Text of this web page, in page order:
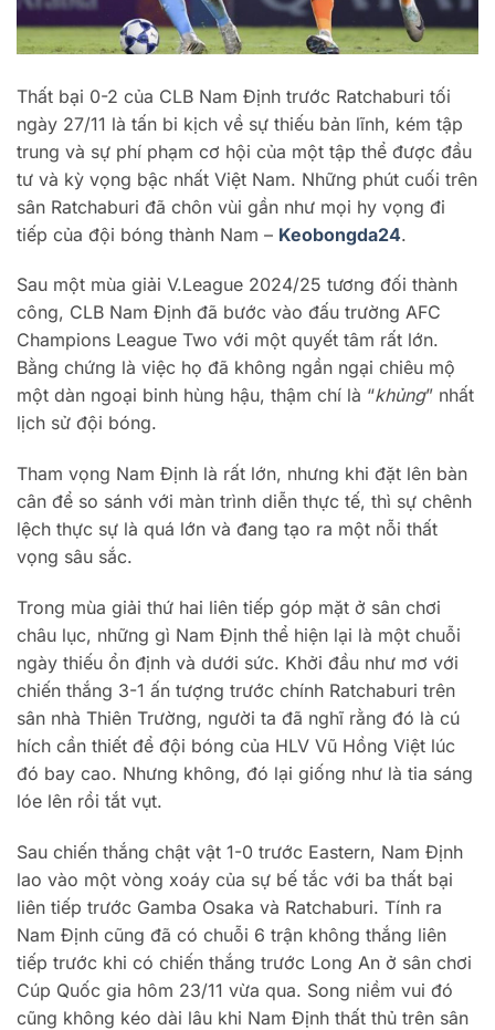
Thất bại 0-2 của CLB Nam Định trước Ratchaburi tối
ngày 27/11 là tấn bi kịch về sự thiếu bản lĩnh, kém tập
trung và sự phí phạm cơ hội của một tập thể được đầu
tư và kỳ vọng bậc nhất Việt Nam. Những phút cuối trên
sân Ratchaburi đã chôn vùi gần như mọi hy vọng đi
tiếp của đội bóng thành Nam – Keobongda24.
Sau một mùa giải V.League 2024/25 tương đối thành
công, CLB Nam Định đã bước vào đấu trường AFC
Champions League Two với một quyết tâm rất lớn.
Bằng chứng là việc họ đã không ngần ngại chiêu mộ
một dàn ngoại binh hùng hậu, thậm chí là “khủng” nhất
lịch sử đội bóng.
Tham vọng Nam Định là rất lớn, nhưng khi đặt lên bàn
cân để so sánh với màn trình diễn thực tế, thì sự chênh
lệch thực sự là quá lớn và đang tạo ra một nỗi thất
vọng sâu sắc.
Trong mùa giải thứ hai liên tiếp góp mặt ở sân chơi
châu lục, những gì Nam Định thể hiện lại là một chuỗi
ngày thiếu ổn định và dưới sức. Khởi đầu như mơ với
chiến thắng 3-1 ấn tượng trước chính Ratchaburi trên
sân nhà Thiên Trường, người ta đã nghĩ rằng đó là cú
hích cần thiết để đội bóng của HLV Vũ Hồng Việt lúc
đó bay cao. Nhưng không, đó lại giống như là tia sáng
lóe lên rồi tắt vụt.
Sau chiến thắng chật vật 1-0 trước Eastern, Nam Định
lao vào một vòng xoáy của sự bế tắc với ba thất bại
liên tiếp trước Gamba Osaka và Ratchaburi. Tính ra
Nam Định cũng đã có chuỗi 6 trận không thắng liên
tiếp trước khi có chiến thắng trước Long An ở sân chơi
Cúp Quốc gia hôm 23/11 vừa qua. Song niềm vui đó
cũng không kéo dài lâu khi Nam Định thất thủ trên sân